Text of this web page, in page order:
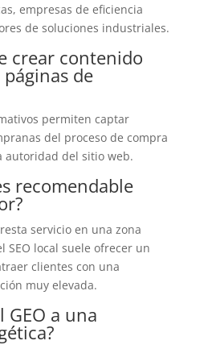
empresas de eficiencia
de soluciones industriales.
crear contenido
de
permiten captar
del proceso de compra
autoridad del sitio web.
recomendable
servicio en una zona
SEO local suele ofrecer un
clientes con una
muy elevada.
GEO a una